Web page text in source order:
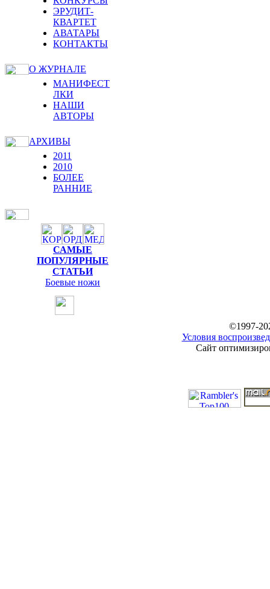
ЭРУДИТ-
КВАРТЕТ
АВАТАРЫ
КОНТАКТЫ
О ЖУРНАЛЕ
МАНИФЕСТ
ЛКИ
НАШИ
АВТОРЫ
АРХИВЫ
2011
2010
БОЛЕЕ
РАННИЕ
САМЫЕ
ПОПУЛЯРНЫЕ
СТАТЬИ
Боевые ножи
©1997-
Условия
Сайт